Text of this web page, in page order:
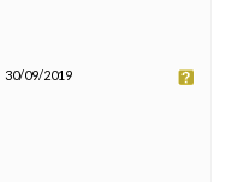
30/09/2019